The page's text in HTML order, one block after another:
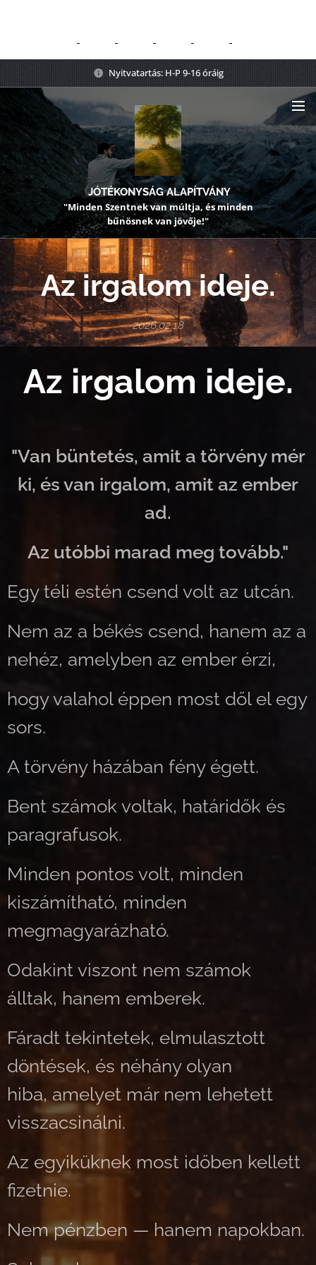
Nyitvatartás: H-P 9-16 óráig
JÓTÉKONYSÁG ALAPÍTVÁNY
"Minden Szentnek van múltja, és minden
bűnösnek van jövője!"
Az irgalom ideje.
2026.02.18
Az irgalom ideje.
"Van büntetés, amit a törvény mér
ki, és van irgalom, amit az ember
ad.
Az utóbbi marad meg tovább."
Egy téli estén csend volt az utcán.
Nem az a békés csend, hanem az a
nehéz, amelyben az ember érzi,
hogy valahol éppen most dől el egy
sors.
A törvény házában fény égett.
Bent számok voltak, határidők és
paragrafusok.
Minden pontos volt, minden
kiszámítható, minden
megmagyarázható.
Odakint viszont nem számok
álltak, hanem emberek.
Fáradt tekintetek, elmulasztott
döntések, és néhány olyan
hiba, amelyet már nem lehetett
visszacsinálni.
Az egyiküknek most időben kellett
fizetnie.
Nem pénzben — hanem napokban.